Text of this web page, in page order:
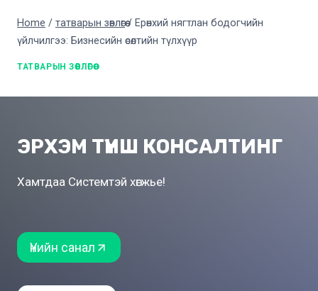
Home / татварын зөвлөгөө / Ерөнхий нягтлан бодогчийн
үйлчилгээ: Бизнесийн өсөлтийн түлхүүр
ТАТВАРЫН ЗӨВЛӨГӨӨ
ЭРХЭМ ТҮНШ КОНСАЛТИНГ
Хамтдаа Системтэй хөгжье!
Үнийн санал